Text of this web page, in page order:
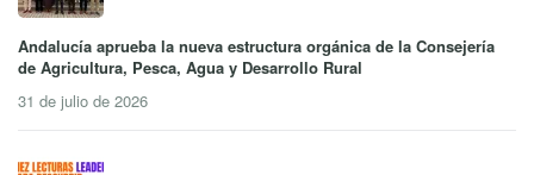
Andalucía aprueba la nueva estructura orgánica de la Consejería
de Agricultura, Pesca, Agua y Desarrollo Rural
31 de julio de 2026